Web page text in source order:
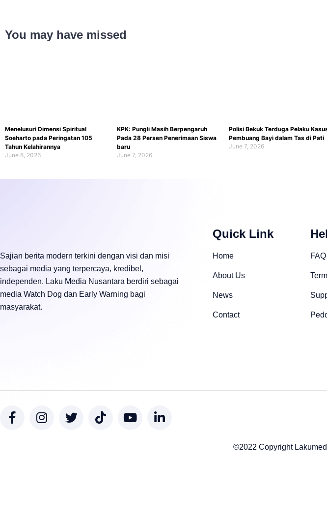
You may have missed
Menelusuri Dimensi Spiritual
Soeharto pada Peringatan 105
Tahun Kelahirannya
June 8, 2026
KPK: Pungli Masih Berpengaruh
Pada 28 Persen Penerimaan Siswa
baru
June 7, 2026
Polisi Bekuk Terduga Pelaku
Pembuang Bayi dalam Tas di Pati
June 7, 2026
Sajian berita modern terkini dengan visi dan misi
sebagai media yang terpercaya, kredibel,
independen. Laku Media Nusantara berdiri sebagai
media Watch Dog dan Early Warning bagi
masyarakat.
Quick Link
Home
About Us
News
Contact
FAQ
©2022 Copyright